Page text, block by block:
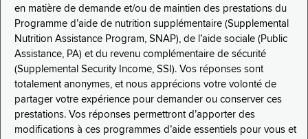
en matière de demande et/ou de maintien des prestations du
Programme d’aide de nutrition supplémentaire (Supplemental
Nutrition Assistance Program, SNAP), de l’aide sociale (Public
Assistance, PA) et du revenu complémentaire de sécurité
(Supplemental Security Income, SSI). Vos réponses sont
totalement anonymes, et nous apprécions votre volonté de
partager votre expérience pour demander ou conserver ces
prestations. Vos réponses permettront d’apporter des
modifications à ces programmes d’aide essentiels pour vous et